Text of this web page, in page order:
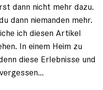
dann nicht mehr dazu.
dann niemanden mehr.
ich diesen Artikel
In einem Heim zu
diese Erlebnisse und